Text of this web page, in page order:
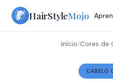
Skip
HairStyleMojo
Início/Cores de
CABELO